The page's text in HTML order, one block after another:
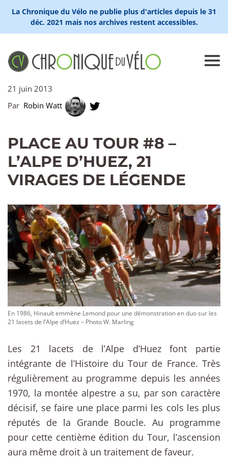
La Chronique du Vélo ne publie plus d'articles depuis le 31
déc. 2021 mais nos archives restent accessibles.
21 juin 2013
Par Robin Watt
PLACE AU TOUR #8 –
L’ALPE D’HUEZ, 21
VIRAGES DE LÉGENDE
En 1986, Hinault emmène Lemond pour une démonstration en duo sur les
21 lacets de l’Alpe d’Huez – Photo W. Marling
Les 21 lacets de l’Alpe d’Huez font partie
intégrante de l’Histoire du Tour de France. Très
régulièrement au programme depuis les années
1970, la montée alpestre a su, par son caractère
décisif, se faire une place parmi les cols les plus
réputés de la Grande Boucle. Au programme
pour cette centième édition du Tour, l’ascension
aura même droit à un traitement de faveur.